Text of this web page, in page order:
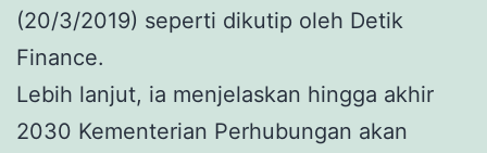
(20/3/2019) seperti dikutip oleh Detik
Finance.
Lebih lanjut, ia menjelaskan hingga akhir
2030 Kementerian Perhubungan akan